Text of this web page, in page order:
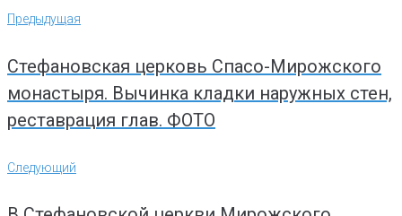
Навигация
по
Предыдущая
Предыдущая
Стефановская церковь Спасо-Мирожского
монастыря. Вычинка кладки наружных стен,
реставрация глав. ФОТО
Следующий
Следующий